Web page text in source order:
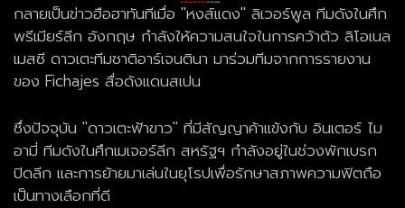
กลายเป็นข่าวฮือฮาทันทีเมื่อ "หงส์แดง" ลิเวอร์พูล ทีมดังในศึก
พรีเมียร์ลีก อังกฤษ กำลังให้ความสนใจในการคว้าตัว ลิโอเนล
เมสซี ดาวเตะทีมชาติอาร์เจนตินา มาร่วมทีมจากการรายงาน
ของ Fichajes สื่อดังแดนสเปน
ซึ่งปัจจุบัน "ดาวเตะฟ้าขาว" ที่มีสัญญาค้าแข้งกับ อินเตอร์ ไม
อามี่ ทีมดังในศึกเมเจอร์ลีก สหรัฐฯ กำลังอยู่ในช่วงพักเบรก
ปิดลีก และการย้ายมาเล่นในยุโรปเพื่อรักษาสภาพความฟิตถือ
เป็นทางเลือกที่ดี